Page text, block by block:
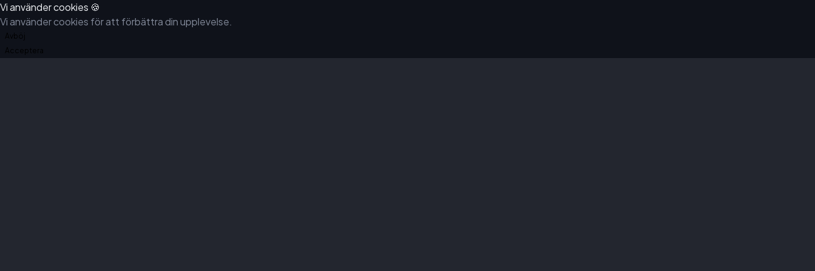
Vi använder cookies 🍪
Vi använder cookies för att förbättra din upplevelse.
Avböj
Acceptera